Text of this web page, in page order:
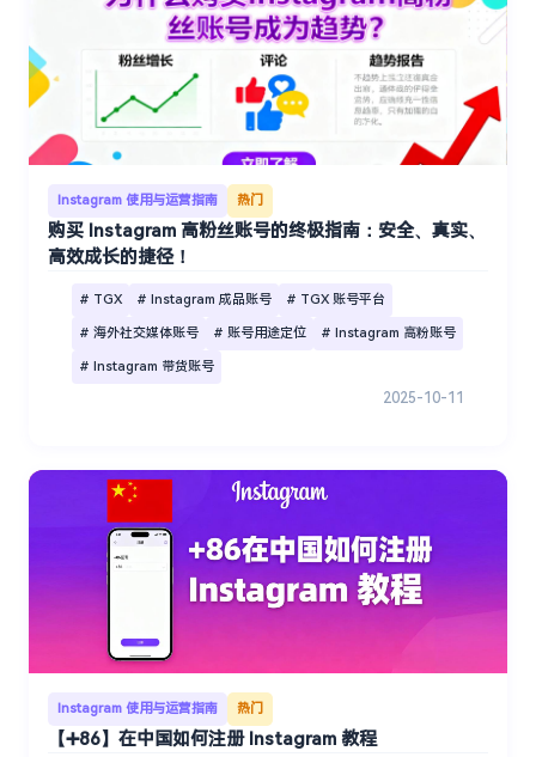
Instagram 使用与运营指南 热门
购买 Instagram 高粉丝账号的终极指南：安全、真实、
高效成长的捷径！
# TGX # Instagram 成品账号 # TGX 账号平台
# 海外社交媒体账号 # 账号用途定位 # Instagram 高粉账号
# Instagram 带货账号
2025-10-11
Instagram 使用与运营指南 热门
【➕86】在中国如何注册 Instagram 教程